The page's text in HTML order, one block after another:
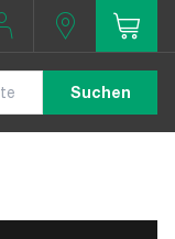
Suchen